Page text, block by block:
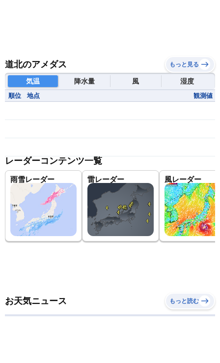
道北のアメダス もっと見る
気温 降水量 風 湿度
順位 地点 観測値
レーダーコンテンツ一覧
雨雪レーダー 雷レーダー 風レーダー
お天気ニュース もっと読む